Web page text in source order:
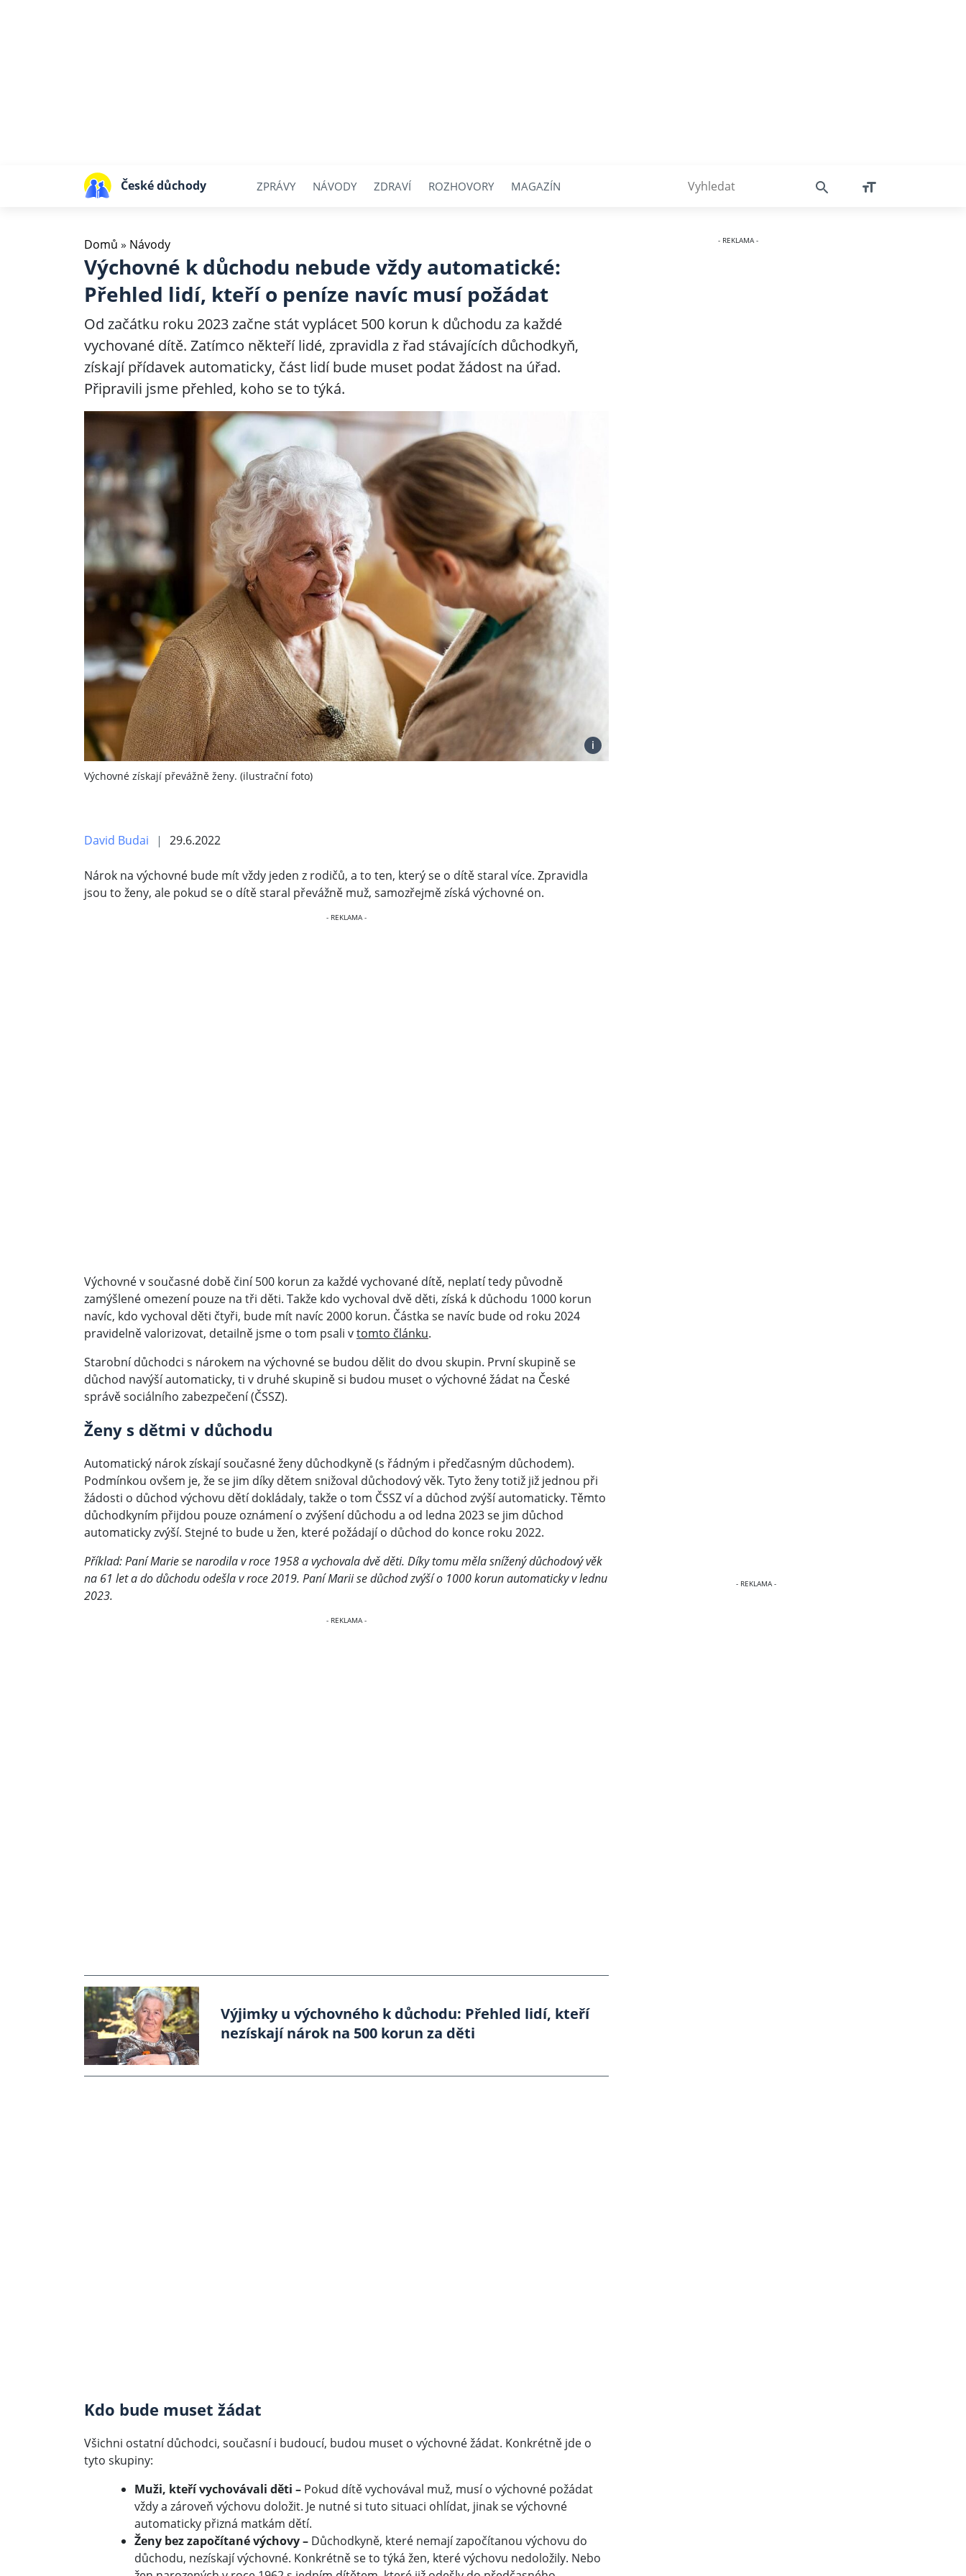
České důchody ZPRÁVY NÁVODY ZDRAVÍ ROZHOVORY MAGAZÍN
Domů » Návody
Výchovné k důchodu nebude vždy automatické:
Přehled lidí, kteří o peníze navíc musí požádat
Od začátku roku 2023 začne stát vyplácet 500 korun k důchodu za každé
vychované dítě. Zatímco někteří lidé, zpravidla z řad stávajících důchodkyň,
získají přídavek automaticky, část lidí bude muset podat žádost na úřad.
Připravili jsme přehled, koho se to týká.
i
Výchovné získají převážně ženy. (ilustrační foto)
David Budai 29.6.2022
Nárok na výchovné bude mít vždy jeden z rodičů, a to ten, který se o dítě staral více. Zpravidla
jsou to ženy, ale pokud se o dítě staral převážně muž, samozřejmě získá výchovné on.
Výchovné v současné době činí 500 korun za každé vychované dítě, neplatí tedy původně
zamýšlené omezení pouze na tři děti. Takže kdo vychoval dvě děti, získá k důchodu 1000 korun
navíc, kdo vychoval děti čtyři, bude mít navíc 2000 korun. Částka se navíc bude od roku 2024
pravidelně valorizovat, detailně jsme o tom psali vtomto článku.
Starobní důchodci s nárokem na výchovné se budou dělit do dvou skupin. První skupině se
důchod navýší automaticky, ti v druhé skupině si budou muset o výchovné žádat na České
správě sociálního zabezpečení (ČSSZ).
Ženy s dětmi v důchodu
Automatický nárok získají současné ženy důchodkyně (s řádným i předčasným důchodem).
Podmínkou ovšem je, že se jim díky dětem snižoval důchodový věk. Tyto ženy totiž již jednou při
žádosti o důchod výchovu dětí dokládaly, takže o tom ČSSZ ví a důchod zvýší automaticky. Těmto
důchodkyním přijdou pouze oznámení o zvýšení důchodu a od ledna 2023 se jim důchod
automaticky zvýší. Stejné to bude u žen, které požádají o důchod do konce roku 2022.
Příklad: Paní Marie se narodila v roce 1958 a vychovala dvě děti. Díky tomu měla snížený důchodový věk
na 61 let a do důchodu odešla v roce 2019. Paní Marii se důchod zvýší o 1000 korun automaticky v lednu
2023.
Výjimky u výchovného k důchodu: Přehled lidí, kteří
nezískají nárok na 500 korun za děti
Kdo bude muset žádat
Všichni ostatní důchodci, současní i budoucí, budou muset o výchovné žádat. Konkrétně jde o
tyto skupiny:
Muži, kteří vychovávali děti – Pokud dítě vychovával muž, musí o výchovné požádat
vždy a zároveň výchovu doložit. Je nutné si tuto situaci ohlídat, jinak se výchovné
automaticky přizná matkám dětí.
Ženy bez započítané výchovy – Důchodkyně, které nemají započítanou výchovu do
důchodu, nezískají výchovné. Konkrétně se to týká žen, které výchovu nedoložily. Nebo